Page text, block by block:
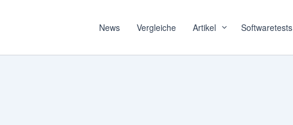
News Vergleiche Artikel Softwaretests